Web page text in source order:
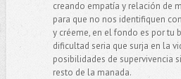
creando empatía y relación de
para que no nos identifiquen
y créeme, en el fondo es por tu
dificultad seria que surja en la
posibilidades de supervivencia
resto de la manada.